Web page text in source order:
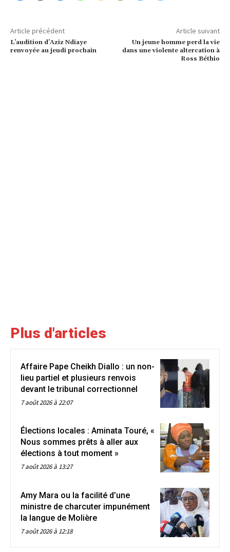
Article précédent
L’audition d’Aziz Ndiaye
renvoyée au jeudi prochain
Article suivant
Un jeune homme perd la vie
dans une violente altercation à
Ross Béthio
Plus d'articles
Affaire Pape Cheikh Diallo : un non-
lieu partiel et plusieurs renvois
devant le tribunal correctionnel
7 août 2026 à 22:07
Élections locales : Aminata Touré, «
Nous sommes prêts à aller aux
élections à tout moment »
7 août 2026 à 13:27
Amy Mara ou la facilité d’une
ministre de charcuter impunément
la langue de Molière
7 août 2026 à 12:18